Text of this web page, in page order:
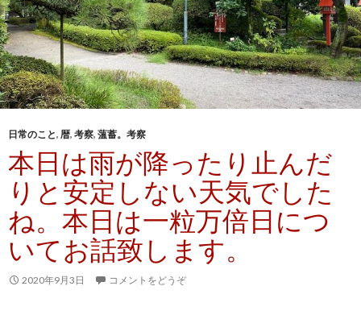
日常のこと, 暦, 考察, 薀蓄。考察
本日は雨が降ったり止んだ
りと安定しない天気でした
ね。本日は一粒万倍日につ
いてお話致します。
2020年9月3日 コメントをどうぞ